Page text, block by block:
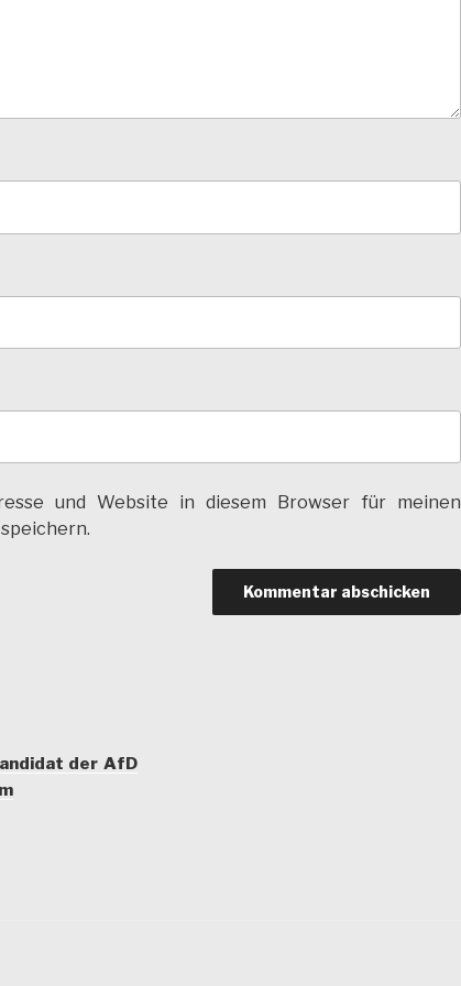
und Website in diesem Browser für meinen
der AfD